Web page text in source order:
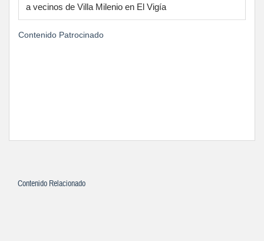
a vecinos de Villa Milenio en El Vigía
Contenido Patrocinado
Contenido Relacionado